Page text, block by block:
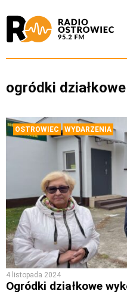
ogródki działkowe
OSTROWIEC WYDARZENIA
4 listopada 2024
Ogródki działkowe